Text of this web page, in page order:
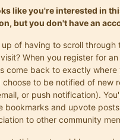
like you're interested in
but you don't have an
of having to scroll through
When you register for
come back to exactly where
choose to be notified of new
or push notification).
bookmarks and upvote
to other community